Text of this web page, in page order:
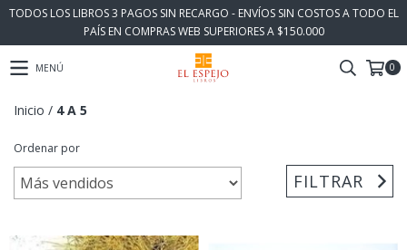
TODOS LOS LIBROS 3 PAGOS SIN RECARGO - ENVÍOS SIN COSTOS A TODO EL
PAÍS EN COMPRAS WEB SUPERIORES A $150.000
MENÚ 0
Inicio / 4 A 5
Ordenar por
FILTRAR